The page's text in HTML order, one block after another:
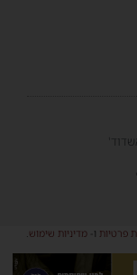
פרטיות ו-מדיניות שימוש.